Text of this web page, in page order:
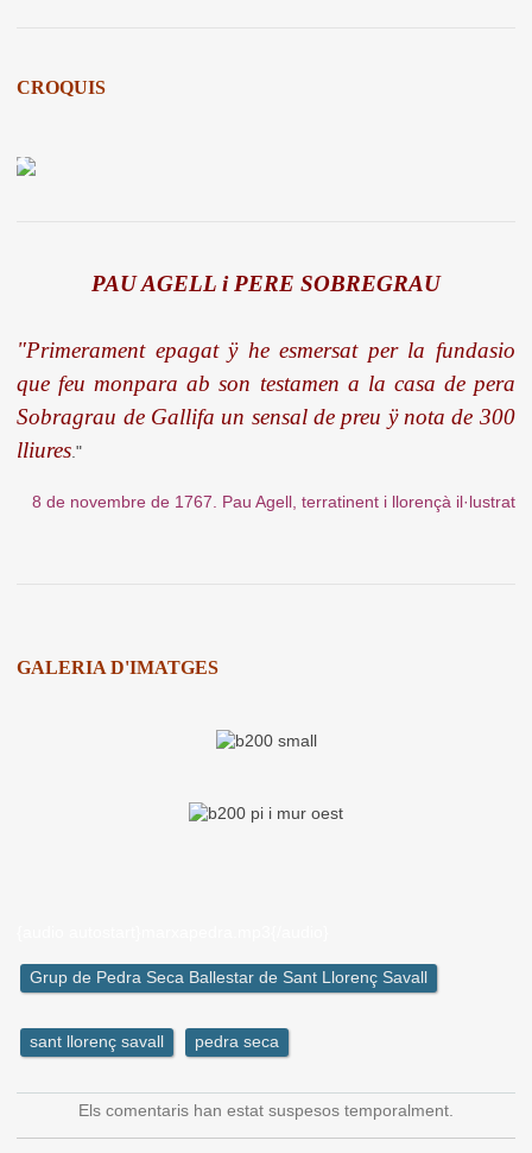
CROQUIS
PAU AGELL i PERE SOBREGRAU
"Primerament epagat ÿ he esmersat per la fundasio
que feu monpara ab son testamen a la casa de pera
Sobragrau de Gallifa un sensal de preu ÿ nota de 300
lliures ."
8 de novembre de 1767. Pau Agell, terratinent i llorençà il·lustrat
GALERIA D'IMATGES
Grup de Pedra Seca Ballestar de Sant Llorenç Savall
sant llorenç savall pedra seca
Els comentaris han estat suspesos temporalment.